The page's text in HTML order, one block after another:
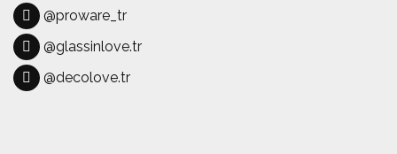
@proware_tr
@glassinlove.tr
@decolove.tr